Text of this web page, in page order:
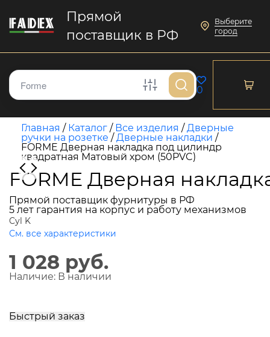
Прямой
поставщик в РФ
Выберите
город
0
Главная / Каталог / Все изделия /Дверные
ручки на розетке /Дверные накладки /
FORME Дверная накладка под цилиндр
квадратная Матовый хром (50PVC)
FORME Дверная
Прямой поставщик фурнитуры в РФ
5 лет гарантия на корпус и работу механизмов
Cyl K
См. все характеристики
1 028 руб.
Наличие: В наличии
Быстрый заказ